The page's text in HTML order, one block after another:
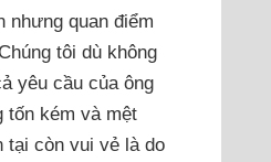
nhưng quan điểm
tôi dù không
yêu cầu của ông
tốn kém và mệt
tại còn vui vẻ là do